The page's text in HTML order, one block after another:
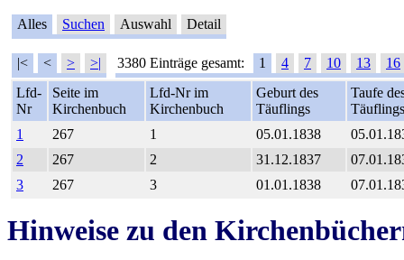
Alles Suchen Auswahl Detail
|< < > >| 3380 Einträge gesamt: 1 4 7 10 13
16
Lfd-
Nr
Seite im
Kirchenbuch
Lfd-Nr im
Kirchenbuch
Geburt des
Täuflings
Taufe
Täuflings
1
267 1 05.01.1838
2
267 2 31.12.1837
3
267 3 01.01.1838
Hinweise zu den